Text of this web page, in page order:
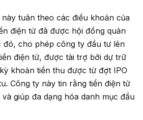
tuân theo các điều khoản của
điện tử đã được hội đồng quản
cho phép công ty đầu tư lên
điện tử, được tài trợ bởi dự trữ
khoản tiền thu được từ đợt IPO
Công ty này tin rằng tiền điện tử
và giúp đa dạng hóa danh mục đầu